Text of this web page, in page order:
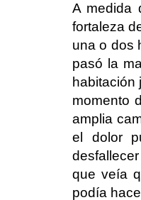
A medida
fortaleza
una o dos
pasó la
momento
amplia
el dolor
que veía
podía